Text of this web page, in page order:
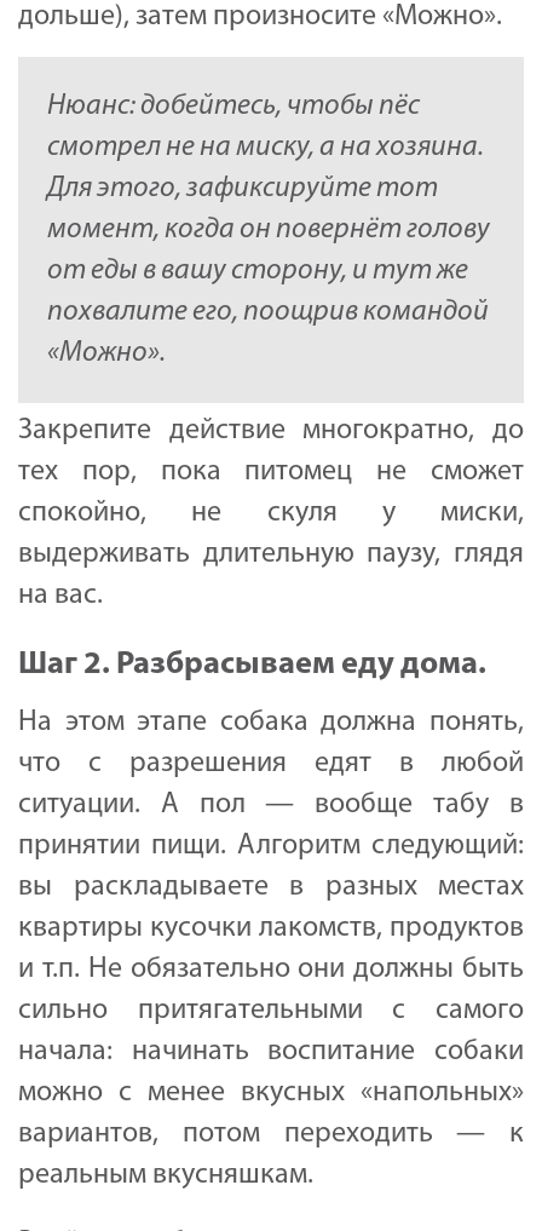
дольше), затем произносите «Можно».
Нюанс: добейтесь, чтобы пёс
смотрел не на миску, а на хозяина.
Для этого, зафиксируйте тот
момент, когда он повернёт голову
от еды в вашу сторону, и тут же
похвалите его, поощрив командой
«Можно».
Закрепите действие многократно, до
тех пор, пока питомец не сможет
спокойно, не скуля у миски,
выдерживать длительную паузу, глядя
на вас.
Шаг 2. Разбрасываем еду дома.
На этом этапе собака должна понять,
что с разрешения едят в любой
ситуации. А пол — вообще табу в
принятии пищи. Алгоритм следующий:
вы раскладываете в разных местах
квартиры кусочки лакомств, продуктов
и т.п. Не обязательно они должны быть
сильно притягательными с самого
начала: начинать воспитание собаки
можно с менее вкусных «напольных»
вариантов, потом переходить — к
реальным вкусняшкам.